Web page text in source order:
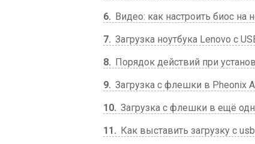
6
Видео: как настроить биос на
7 Загрузка ноутбука Lenovo с
8
Порядок действий при
9 Загрузка с флешки в Pheonix
10 Загрузка с флешки в ещё
11
Как выставить загрузку с